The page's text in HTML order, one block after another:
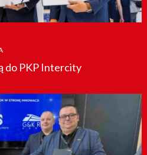
do PKP Intercity